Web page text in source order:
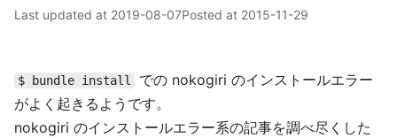
Last updated at 2019-08-07Posted at 2015-11-29
$ bundle install
での nokogiri のインストールエラー
がよく起きるようです。
nokogiri のインストールエラー系の記事を調べ尽くした